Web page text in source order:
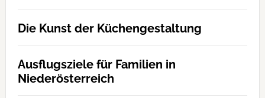
Die Kunst der Küchengestaltung
Ausflugsziele für Familien in
Niederösterreich